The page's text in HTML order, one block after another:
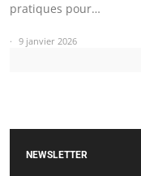
pratiques pour…
9 janvier 2026
NEWSLETTER